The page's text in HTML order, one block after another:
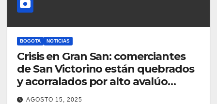
BOGOTA NOTICIAS
Crisis en Gran San: comerciantes
de San Victorino están quebrados
y acorralados por alto avalúo
catastral de sus locales
AGOSTO 15, 2025